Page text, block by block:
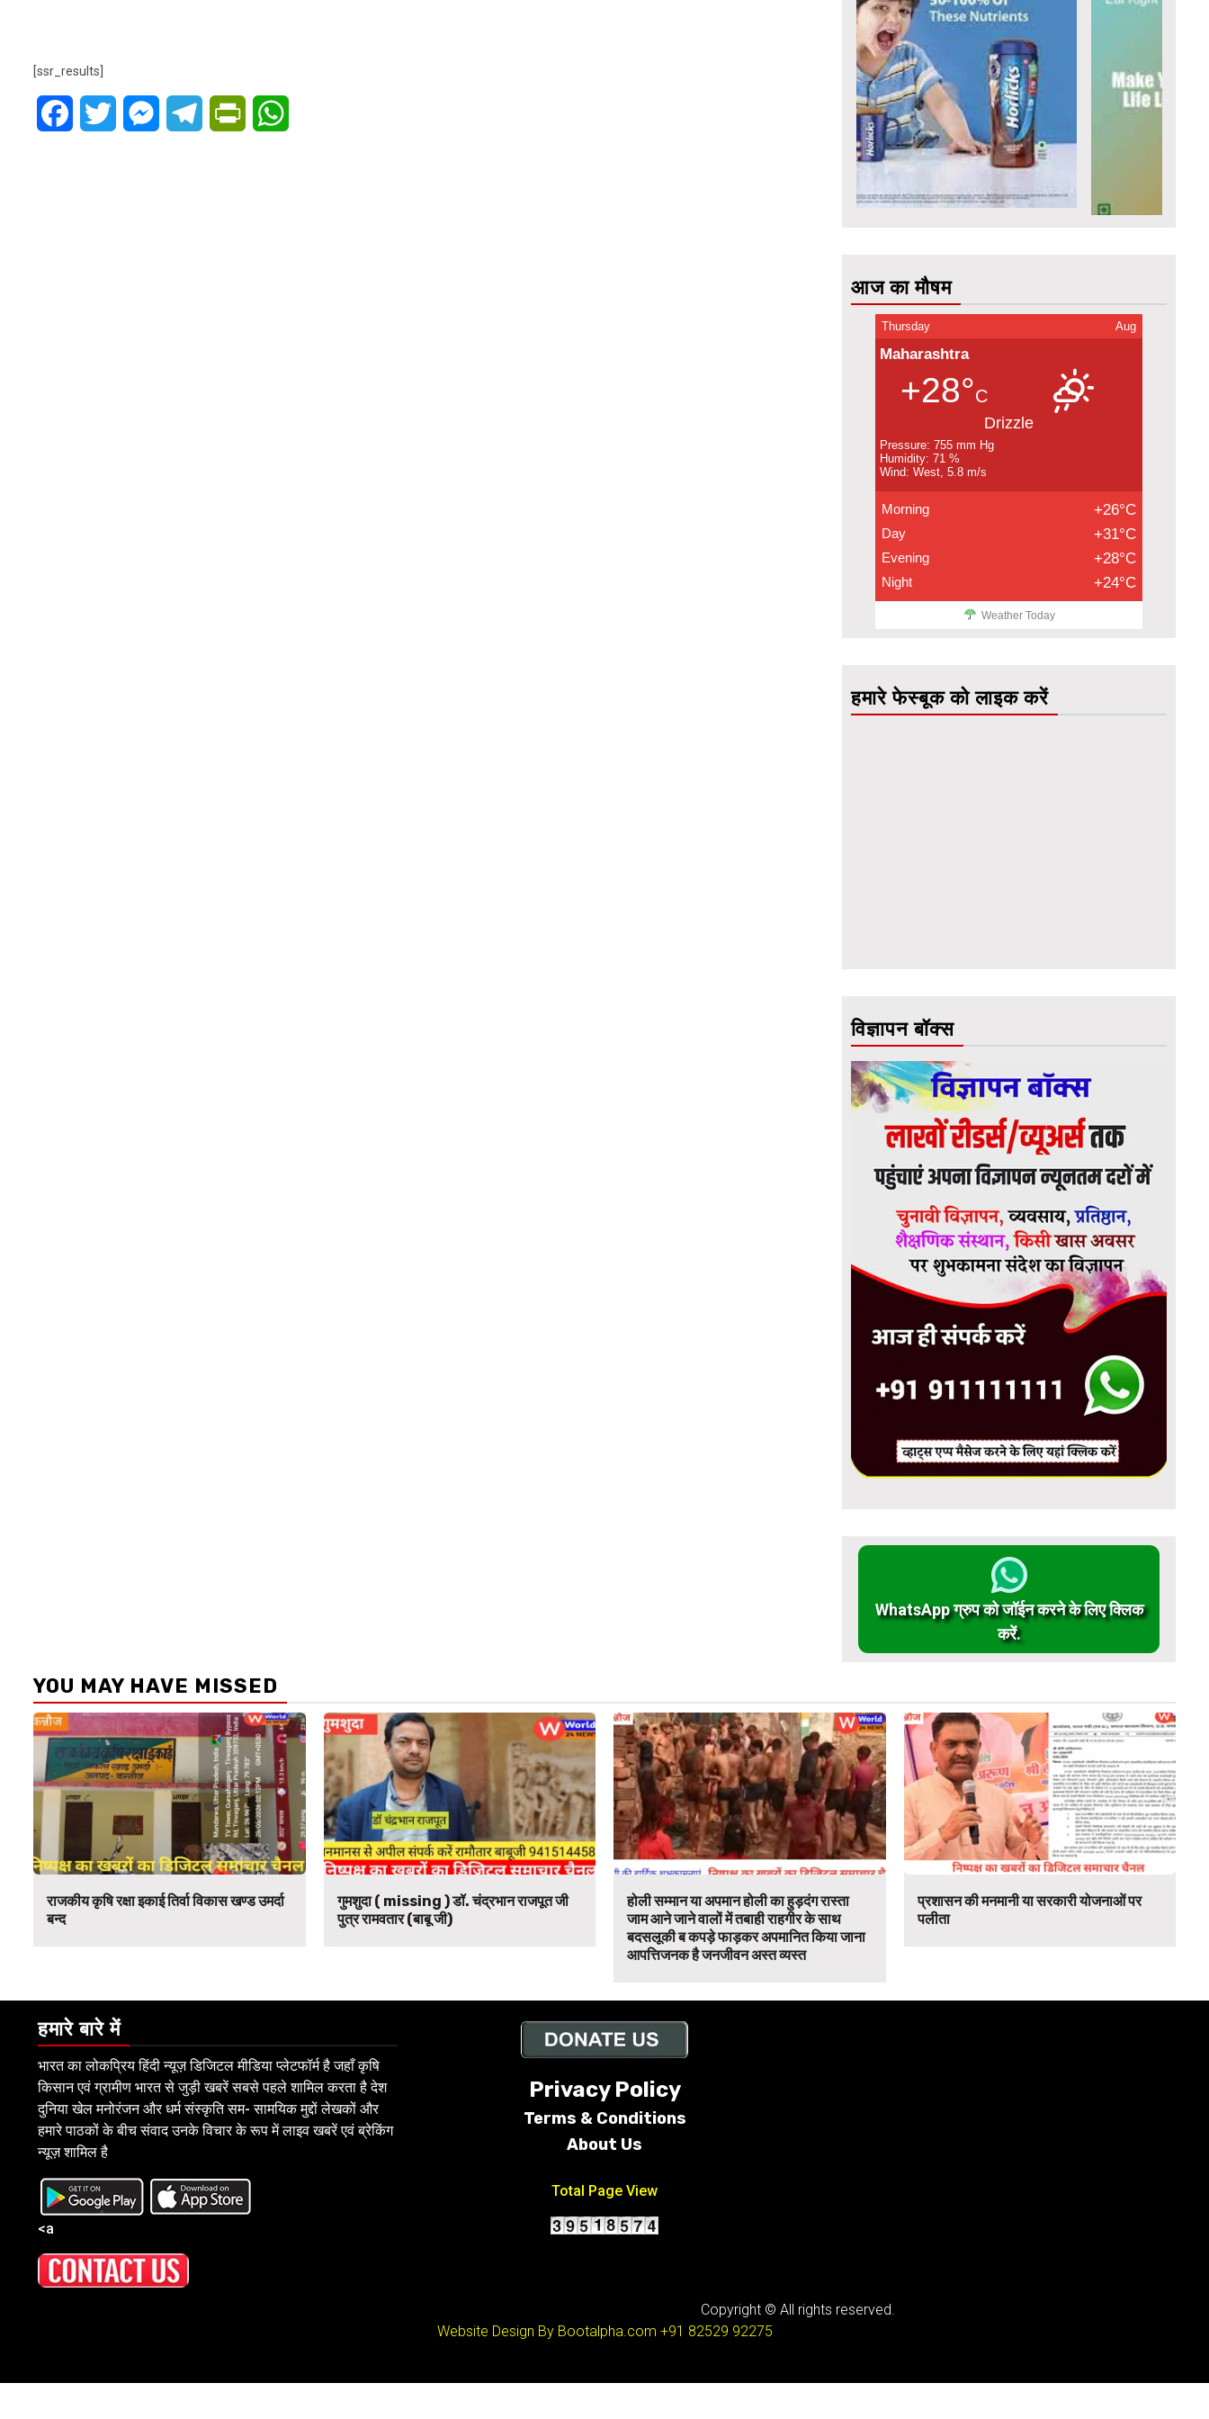
[ssr_results]
FacebookTwitter MessengerTelegramPrintFriendly
आज का मौषम
Thursday Aug
Maharashtra
+28°C
Drizzle
Pressure: 755 mm Hg
Humidity: 71 %
Wind: West, 5.8 m/s
Morning +26°C
Day +31°C
Evening +28°C
Night +24°C
Weather Today
हमारे फेस्बूक को लाइक करें
विज्ञापन बॉक्स
WhatsApp ग्रुप को जॉईन करने के लिए क्लिक
करें.
YOU MAY HAVE MISSED
राजकीय कृषि रक्षा इकाई तिर्वा विकास खण्ड उमर्दा
बन्द
गुमशुदा ( missing ) डॉ. चंद्रभान राजपूत जी
पुत्र रामवतार (बाबू जी)
होली सम्मान या अपमान होली का हुड़दंग रास्ता
जाम आने जाने वालों में तबाही राहगीर के साथ
बदसलूकी ब कपड़े फाड़कर अपमानित किया जाना
आपत्तिजनक है जनजीवन अस्त व्यस्त
प्रशासन की मनमानी या सरकारी योजनाओं पर
पलीता
हमारे बारे में
भारत का लोकप्रिय हिंदी न्यूज़ डिजिटल मीडिया प्लेटफॉर्म है जहाँ कृषि
किसान एवं ग्रामीण भारत से जुड़ी खबरें सबसे पहले शामिल करता है देश
दुनिया खेल मनोरंजन और धर्म संस्कृति सम- सामयिक मुद्दों लेखकों और
हमारे पाठकों के बीच संवाद उनके विचार के रूप में लाइव खबरें एवं ब्रेकिंग
न्यूज़ शामिल है
<a
Privacy Policy
Terms & Conditions
About Us
Total Page View
Copyright © All rights reserved.
Website Design By Bootalpha.com +91 82529 92275